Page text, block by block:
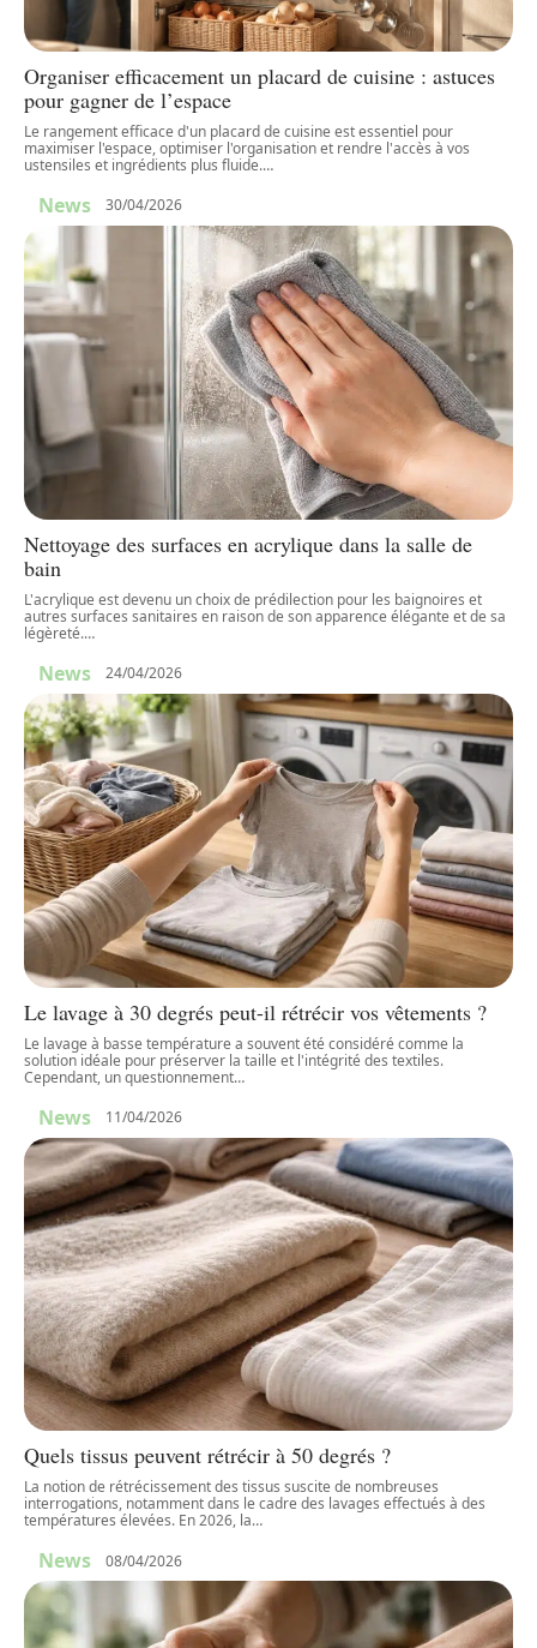
Organiser efficacement un placard de cuisine : astuces
pour gagner de l’espace
Le rangement efficace d'un placard de cuisine est essentiel pour
maximiser l'espace, optimiser l'organisation et rendre l'accès à vos
ustensiles et ingrédients plus fluide.…
News 30/04/2026
Nettoyage des surfaces en acrylique dans la salle de
bain
L'acrylique est devenu un choix de prédilection pour les baignoires et
autres surfaces sanitaires en raison de son apparence élégante et de sa
légèreté.…
News 24/04/2026
Le lavage à 30 degrés peut-il rétrécir vos vêtements ?
Le lavage à basse température a souvent été considéré comme la
solution idéale pour préserver la taille et l'intégrité des textiles.
Cependant, un questionnement…
News 11/04/2026
Quels tissus peuvent rétrécir à 50 degrés ?
La notion de rétrécissement des tissus suscite de nombreuses
interrogations, notamment dans le cadre des lavages effectués à des
températures élevées. En 2026, la…
News 08/04/2026